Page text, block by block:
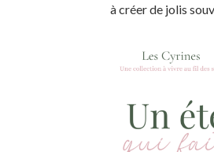
à créer de jolis